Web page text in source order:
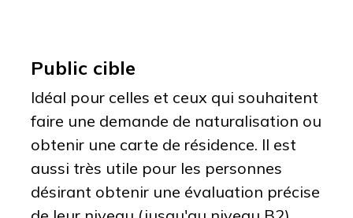
Public cible
Idéal pour celles et ceux qui souhaitent
faire une demande de naturalisation ou
obtenir une carte de résidence. Il est
aussi très utile pour les personnes
désirant obtenir une évaluation précise